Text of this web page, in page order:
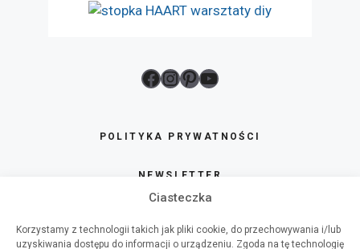
Ciasteczka
Korzystamy z technologii takich jak pliki cookie, do przechowywania i/lub
uzyskiwania dostępu do informacji o urządzeniu. Zgoda na tę technologię
Facebook
Instagram
Pinterest
YouTube
POLITYKA PRYWATNOŚCI
NEWSLETTER